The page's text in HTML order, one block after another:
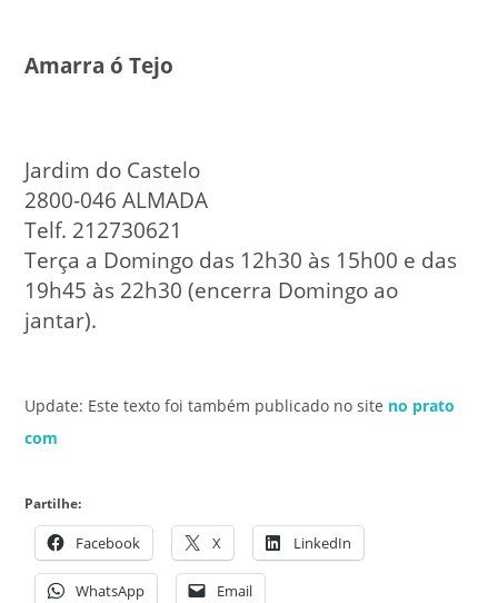
Amarra ó Tejo
Jardim do Castelo
2800-046 ALMADA
Telf. 212730621
Terça a Domingo das 12h30 às 15h00 e das
19h45 às 22h30 (encerra Domingo ao
jantar).
Update: Este texto foi também publicado no site no prato
com
Partilhe:
Facebook X LinkedIn
WhatsApp Email